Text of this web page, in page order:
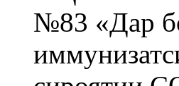
№83 «Дар